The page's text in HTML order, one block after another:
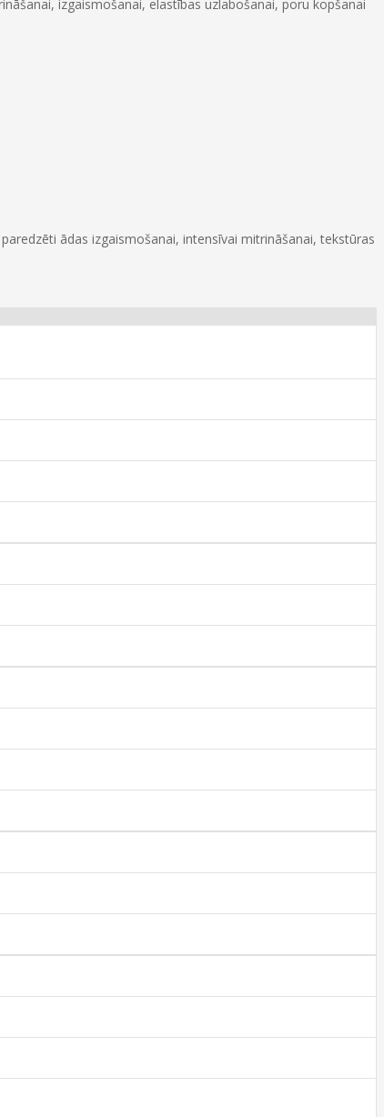
izgaismošanai, elastības uzlabošanai, poru kopšanai
ādas izgaismošanai, intensīvai mitrināšanai, tekstūras